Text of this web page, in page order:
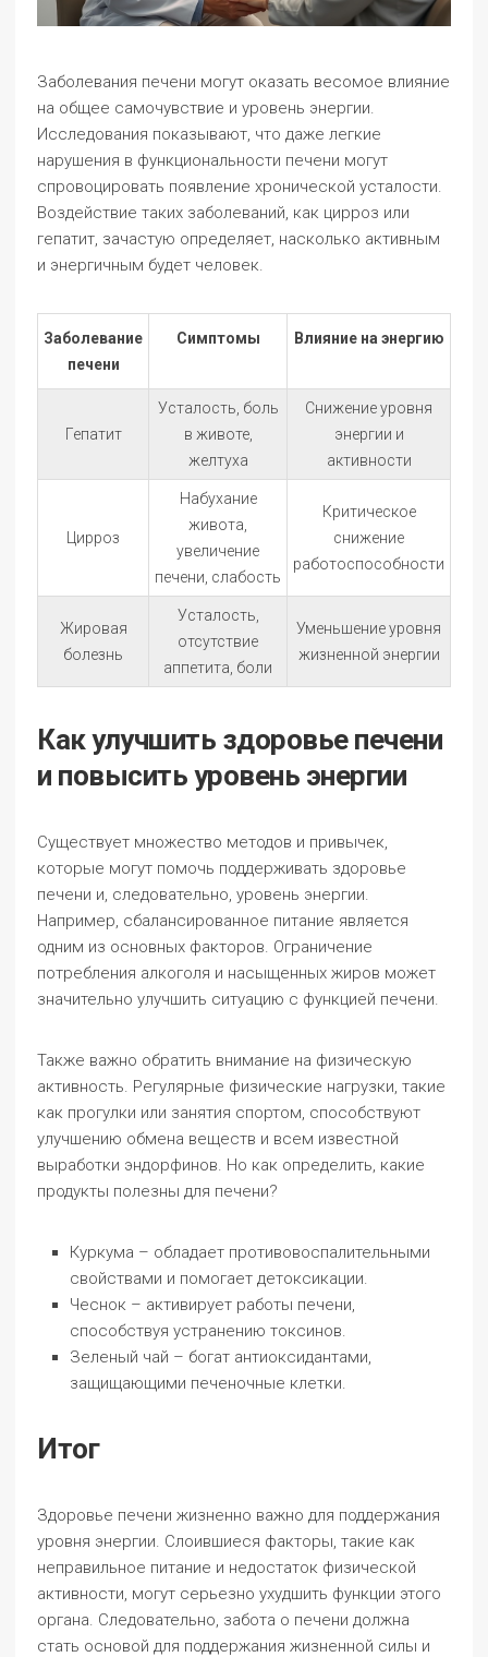
Заболевания печени могут оказать весомое влияние
на общее самочувствие и уровень энергии.
Исследования показывают, что даже легкие
нарушения в функциональности печени могут
спровоцировать появление хронической усталости.
Воздействие таких заболеваний, как цирроз или
гепатит, зачастую определяет, насколько активным
и энергичным будет человек.
Заболевание
печени
Симптомы Влияние на энергию
Гепатит
Усталость, боль
в животе,
желтуха
Снижение уровня
энергии и
активности
Цирроз
Набухание
живота,
увеличение
печени, слабость
Критическое
снижение
работоспособности
Жировая
болезнь
Усталость,
отсутствие
аппетита, боли
Уменьшение уровня
жизненной энергии
Как улучшить здоровье печени
и повысить уровень энергии
Существует множество методов и привычек,
которые могут помочь поддерживать здоровье
печени и, следовательно, уровень энергии.
Например, сбалансированное питание является
одним из основных факторов. Ограничение
потребления алкоголя и насыщенных жиров может
значительно улучшить ситуацию с функцией печени.
Также важно обратить внимание на физическую
активность. Регулярные физические нагрузки, такие
как прогулки или занятия спортом, способствуют
улучшению обмена веществ и всем известной
выработки эндорфинов. Но как определить, какие
продукты полезны для печени?
Куркума – обладает противовоспалительными
свойствами и помогает детоксикации.
Чеснок – активирует работы печени,
способствуя устранению токсинов.
Зеленый чай – богат антиоксидантами,
защищающими печеночные клетки.
Итог
Здоровье печени жизненно важно для поддержания
уровня энергии. Слоившиеся факторы, такие как
неправильное питание и недостаток физической
активности, могут серьезно ухудшить функции этого
органа. Следовательно, забота о печени должна
стать основой для поддержания жизненной силы и